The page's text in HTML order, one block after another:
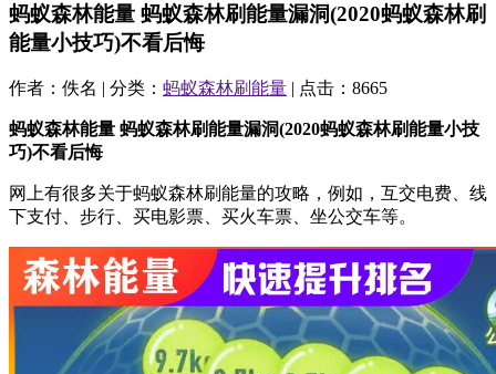
蚂蚁森林能量 蚂蚁森林刷能量漏洞(2020蚂蚁森林刷
能量小技巧)不看后悔
作者：佚名 | 分类： 蚂蚁森林刷能量 | 点击：8665
蚂蚁森林能量 蚂蚁森林刷能量漏洞(2020蚂蚁森林刷能量小技
巧)不看后悔
网上有很多关于蚂蚁森林刷能量的攻略，例如，互交电费、线
下支付、步行、买电影票、买火车票、坐公交车等。